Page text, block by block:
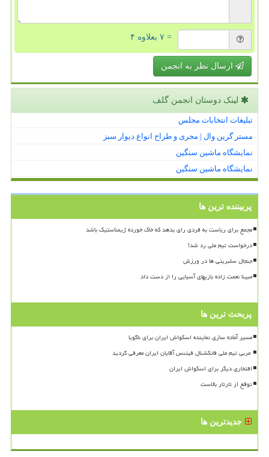
= ۷ بعلاوه ۴
ارسال نظر به انجمن
لینک دوستان انجمن گلف
تبلیغات انتخابات مجلس
مستر گرین وال | مجری و طراح انواع دیوار سبز
نمایشگاه ماشین سنگین
نمایشگاه ماشین سنگین
پربیننده ترین ها
مجمع برای ریاست به فردی رای بدهد که خاک خورده ژیمناستیک باشد
درخواست تیم ملی رد شد!
جنجال سلبریتی ها در ورزش
مبینا نعمت زاده بازیهای آسیایی را از دست داد
پربحث ترین ها
مسیر آماده سازی نماینده اسکواش ایران برای ناگویا
افتخاری دیگر برای اسکواش ایران
توقع از تارتار بالاست
جدیدترین ها